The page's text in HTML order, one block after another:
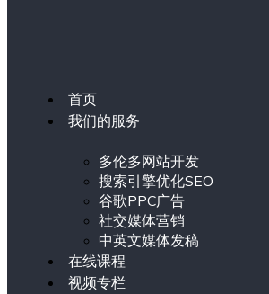
首页
我们的服务
多伦多网站开发
搜索引擎优化SEO
谷歌PPC广告
社交媒体营销
中英文媒体发稿
在线课程
视频专栏